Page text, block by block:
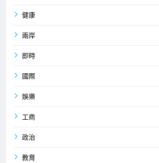
健康
兩岸
即時
國際
娛樂
工商
政治
教育